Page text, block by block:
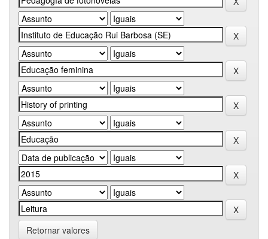
Retornar valores